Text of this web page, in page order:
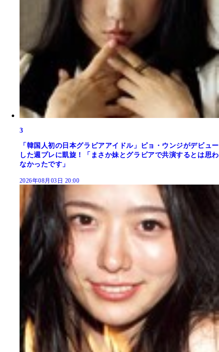
3
「韓国人初の日本グラビアアイドル」ピョ・ウンジがデビュー
した週プレに凱旋！「まさか妹とグラビアで共演するとは思わ
なかったです」
2026年08月03日 20:00